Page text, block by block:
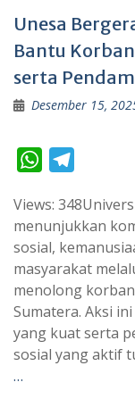
Unesa
Bantu
serta
Desember 15,
W
a
t
s
A
p
p
l
e
g
r
a
m
Views:
menunjukkan
sosial,
masyarakat
menolong
Sumatera. Aksi
yang kuat serta
sosial yang aktif
…